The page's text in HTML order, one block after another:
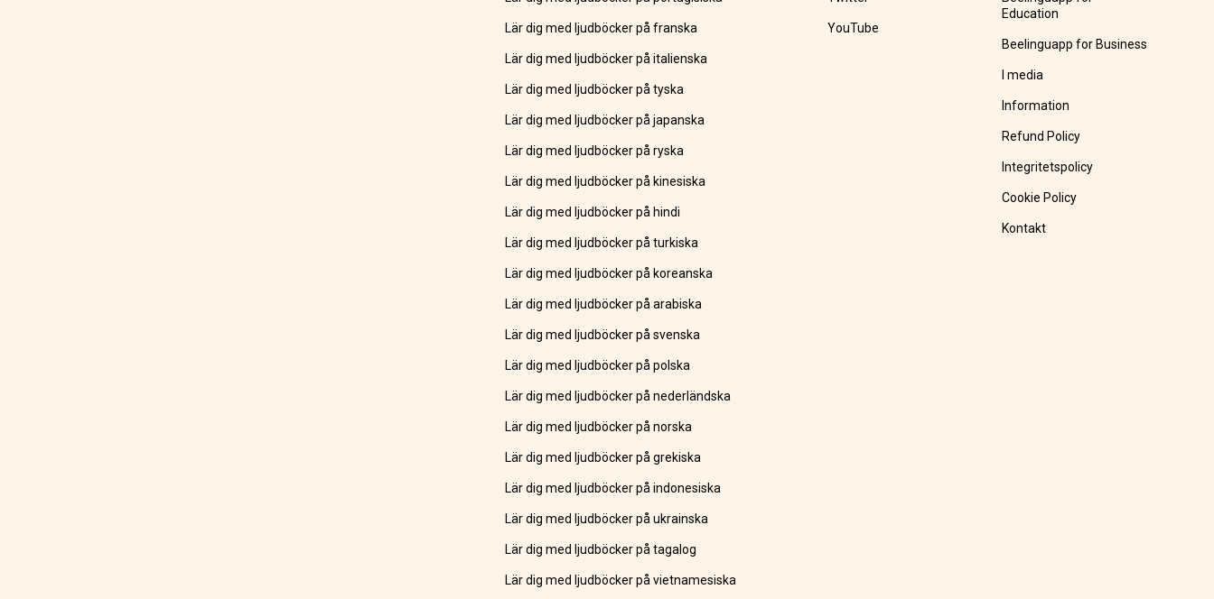
Lär dig med ljudböcker på franska
Lär dig med ljudböcker på italienska
Lär dig med ljudböcker på tyska
Lär dig med ljudböcker på japanska
Lär dig med ljudböcker på ryska
Lär dig med ljudböcker på kinesiska
Lär dig med ljudböcker på hindi
Lär dig med ljudböcker på turkiska
Lär dig med ljudböcker på koreanska
Lär dig med ljudböcker på arabiska
Lär dig med ljudböcker på svenska
Lär dig med ljudböcker på polska
Lär dig med ljudböcker på nederländska
Lär dig med ljudböcker på norska
Lär dig med ljudböcker på grekiska
Lär dig med ljudböcker på indonesiska
Lär dig med ljudböcker på ukrainska
Lär dig med ljudböcker på tagalog
Lär dig med ljudböcker på vietnamesiska
YouTube
Education
Beelinguapp for Business
I media
Information
Refund Policy
Integritetspolicy
Cookie Policy
Kontakt